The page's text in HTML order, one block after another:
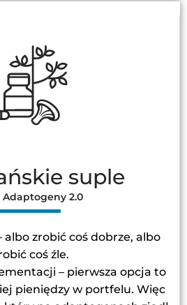
suple
Adaptogeny 2.0
albo zrobić coś dobrze, albo
coś źle.
– pierwsza opcja to
pieniędzy w portfelu. Więc